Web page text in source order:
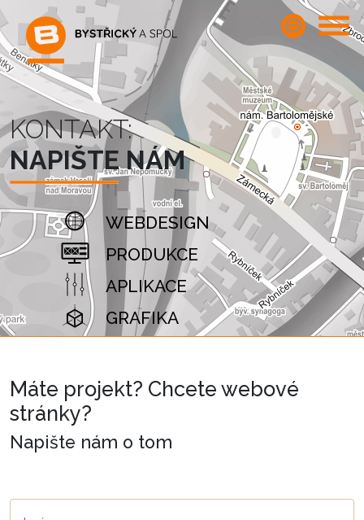
KONTAKT:
NAPIŠTE NÁM
WEBDESIGN
PRODUKCE
APLIKACE
GRAFIKA
Máte projekt? Chcete webové
stránky?
Napište nám o tom